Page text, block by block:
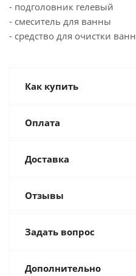
- подголовник гелевый
- смеситель для ванны
- средство для очистки ванн
Как купить
Оплата
Доставка
Отзывы
Задать вопрос
Дополнительно